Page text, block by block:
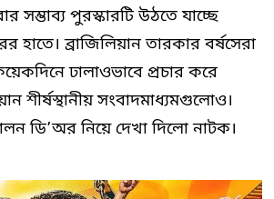
সম্ভাব্য পুরস্কারটি উঠতে যাচ্ছে
হাতে। ব্রাজিলিয়ান তারকার বর্ষসেরা
ঢালাওভাবে প্রচার করে
শীর্ষস্থানীয় সংবাদমাধ্যমগুলোও।
ডি’অর নিয়ে দেখা দিলো নাটক।